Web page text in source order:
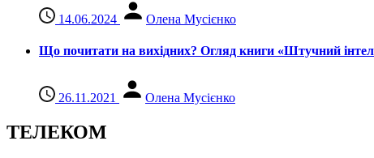
14.06.2024 Олена Мусієнко
Що почитати на вихідних? Огляд книги «Штучний
26.11.2021 Олена Мусієнко
ТЕЛЕКОМ